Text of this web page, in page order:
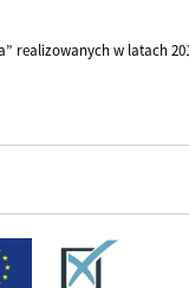
realizowanych w latach